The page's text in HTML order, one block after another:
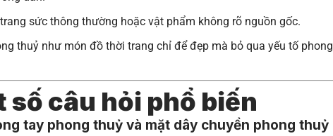
sức thông thường hoặc vật phẩm không rõ nguồn gốc.
thuỷ như món đồ thời trang chỉ để đẹp mà bỏ qua yếu tố phong
số câu hỏi phổ biến
tay phong thuỷ và mặt dây chuyền phong thuỷ